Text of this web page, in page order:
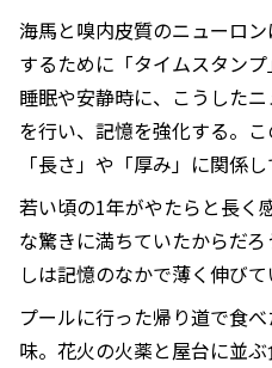
海馬と嗅内皮質のニューロ
するために「タイムスタンプ
睡眠や安静時に、こうした
を行い、記憶を強化する。
「長さ」や「厚み」に関係
若い頃の1年がやたらと長く
な驚きに満ちていたからだ
しは記憶のなかで薄く伸びて
プールに行った帰り道で食
味。花火の火薬と屋台に並